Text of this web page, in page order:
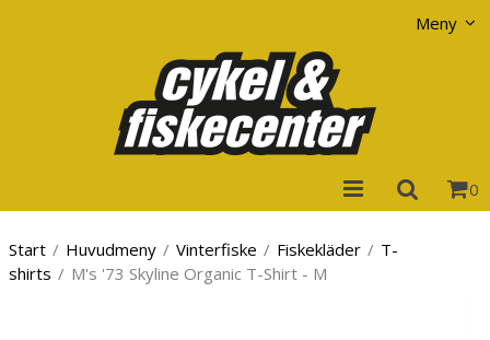
Meny
0
Start / Huvudmeny / Vinterfiske / Fiskekläder / T-
shirts / M's '73 Skyline Organic T-Shirt - M